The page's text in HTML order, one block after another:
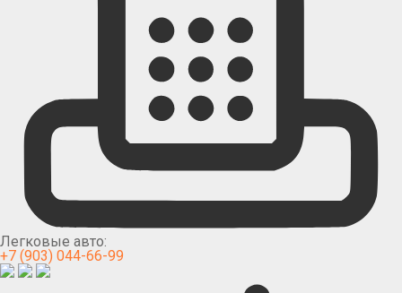
Легковые авто:
+7 (903) 044-66-99